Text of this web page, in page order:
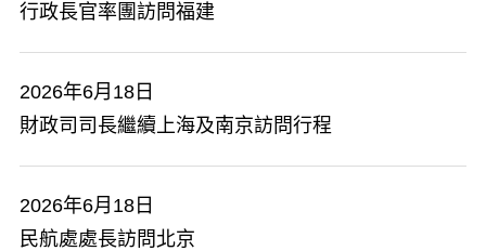
行政長官率團訪問福建
2026年6月18日
​財政司司長繼續上海及南京訪問行程
2026年6月18日
民航處處長訪問北京